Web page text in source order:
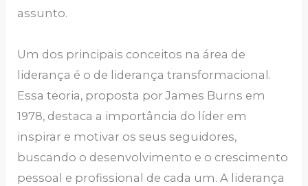
assunto.
Um dos principais conceitos na área de
liderança é o de liderança transformacional.
Essa teoria, proposta por James Burns em
1978, destaca a importância do líder em
inspirar e motivar os seus seguidores,
buscando o desenvolvimento e o crescimento
pessoal e profissional de cada um. A liderança